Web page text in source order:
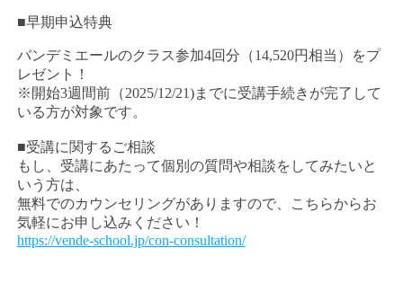
■早期申込特典
バンデミエールのクラス参加4回分（14,520円相当）をプ
レゼント！
※開始3週間前（2025/12/21)までに受講手続きが完了して
いる方が対象です。
■受講に関するご相談
もし、受講にあたって個別の質問や相談をしてみたいと
いう方は、
無料でのカウンセリングがありますので、こちらからお
気軽にお申し込みください！
https://vende-school.jp/con-consultation/